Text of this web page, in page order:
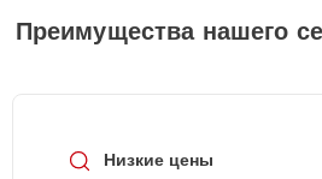
Преимущества нашего
Низкие цены